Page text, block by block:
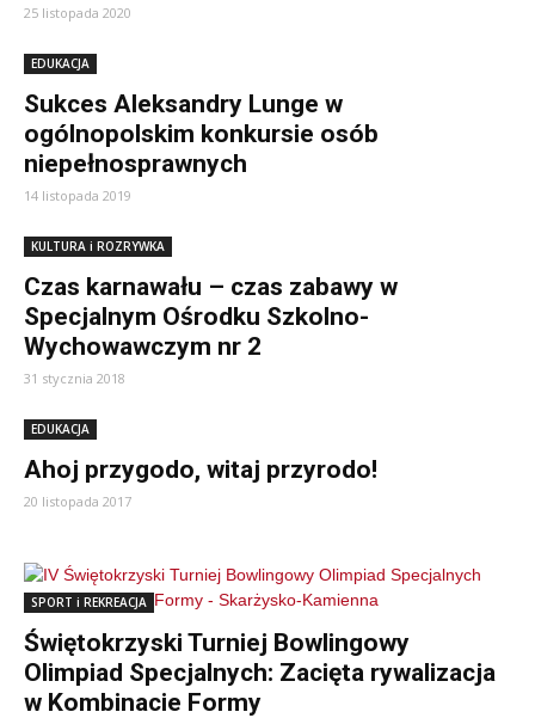
25 listopada 2020
EDUKACJA
Sukces Aleksandry Lunge w
ogólnopolskim konkursie osób
niepełnosprawnych
14 listopada 2019
KULTURA i ROZRYWKA
Czas karnawału – czas zabawy w
Specjalnym Ośrodku Szkolno-
Wychowawczym nr 2
31 stycznia 2018
EDUKACJA
Ahoj przygodo, witaj przyrodo!
20 listopada 2017
SPORT i REKREACJA
Świętokrzyski Turniej Bowlingowy
Olimpiad Specjalnych: Zacięta rywalizacja
w Kombinacie Formy